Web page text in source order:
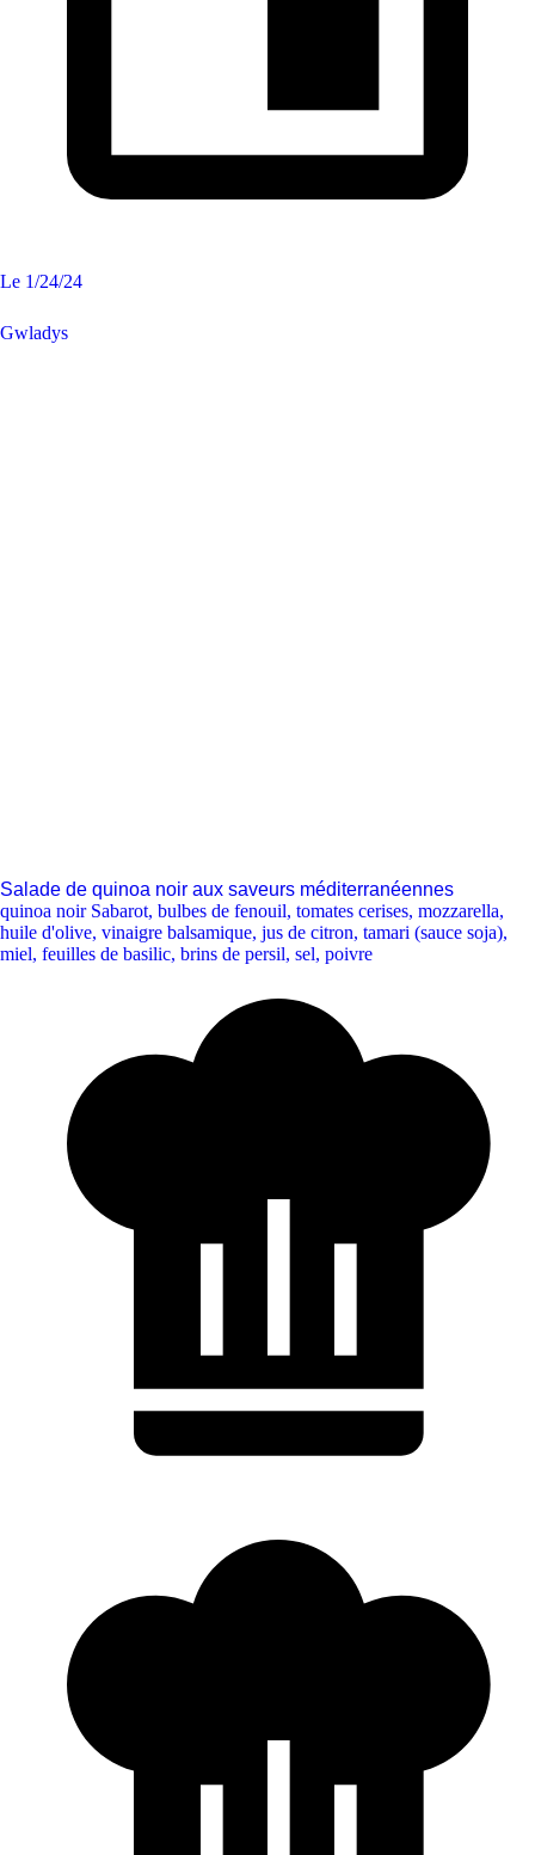
Le 1/24/24
Gwladys
Salade de quinoa noir aux saveurs méditerranéennes
quinoa noir Sabarot, bulbes de fenouil, tomates cerises, mozzarella,
huile d'olive, vinaigre balsamique, jus de citron, tamari (sauce soja),
miel, feuilles de basilic, brins de persil, sel, poivre